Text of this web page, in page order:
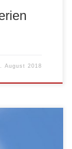
August 2018